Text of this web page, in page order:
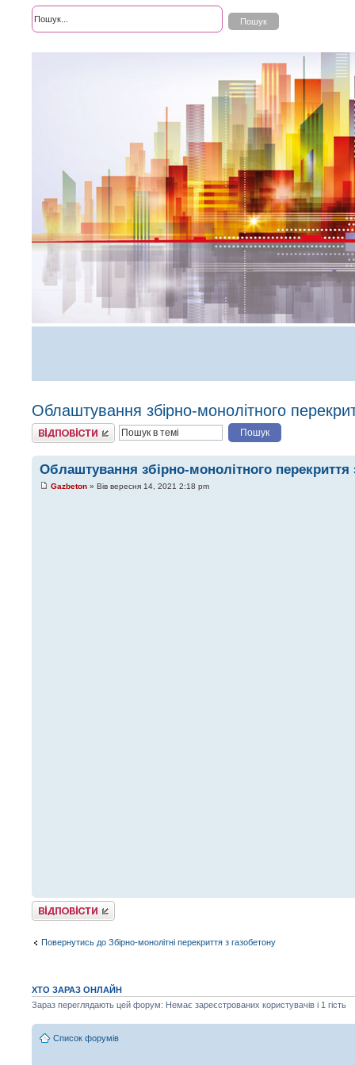
Облаштування збірно-монолітного
Відповісти
Облаштування збірно-монолітного перекриття
Gazbeton » Вів вересня 14, 2021 2:18 pm
Відповісти
Повернутись до Збірно-монолітні перекриття з газобетону
ХТО ЗАРАЗ ОНЛАЙН
Зараз переглядають цей форум: Немає зареєстрованих користувачів і 1 гість
Список форумів